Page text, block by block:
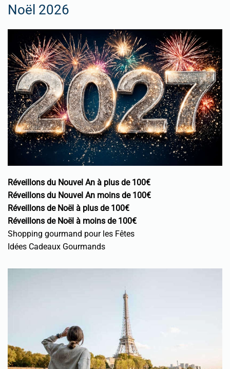
Noël 2026
Réveillons du Nouvel An à plus de 100€
Réveillons du Nouvel An moins de 100€
Réveillons de Noël à plus de 100€
Réveillons de Noël à moins de 100€
Shopping gourmand pour les Fêtes
Idées Cadeaux Gourmands